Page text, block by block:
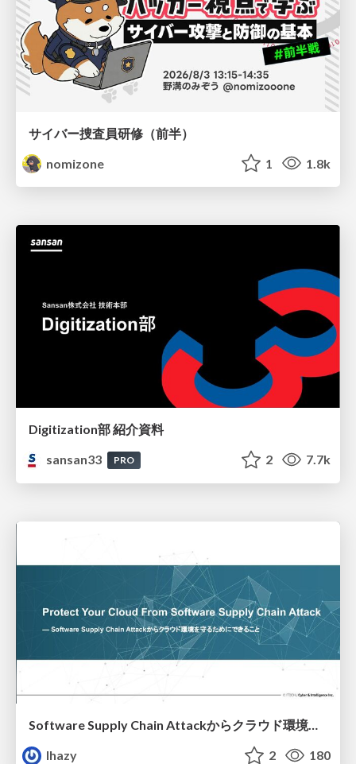
サイバー捜査員研修（前半）
nomizone
1 1.8k
Digitization部 紹介資料
sansan33
PRO 2 7.7k
Software Supply Chain Attackからクラウド環境を守るためにできること
lhazy
2 180